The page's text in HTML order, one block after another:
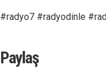
#radyo7 #radyodinle
Paylaş